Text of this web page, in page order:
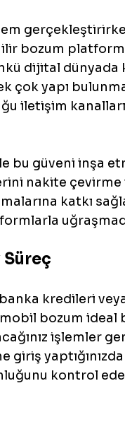
bozum
dijital dünyada
çok yapı
iletişim
güveni inşa
nakite
katkı
Süreç
kredileri
bozum
işlemler
giriş yaptığınızda
kontrol